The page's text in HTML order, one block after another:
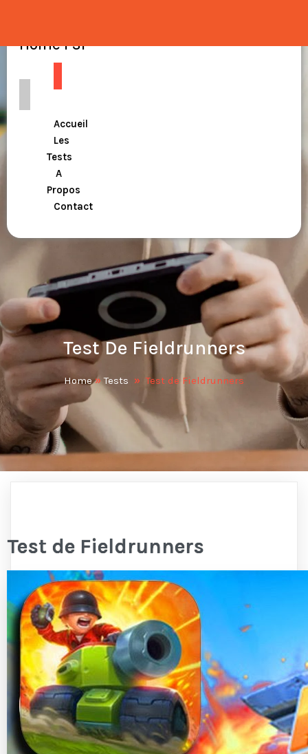
Home PSP
Accueil
Les
Tests
A
Propos
Contact
Test De Fieldrunners
Home»Tests » Test de Fieldrunners
Test de Fieldrunners